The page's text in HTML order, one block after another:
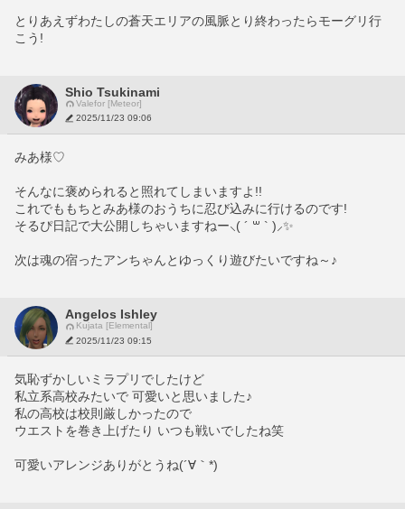
とりあえずわたしの蒼天エリアの風脈とり終わったらモーグリ行
こう!
Shio Tsukinami
Valefor [Meteor]
2025/11/23 09:06
みあ様♡
そんなに褒められると照れてしまいますよ!!
これでももちとみあ様のおうちに忍び込みに行けるのです!
そるぴ日記で大公開しちゃいますねー⸜( ´ ꒳ ` )⸝✨
次は魂の宿ったアンちゃんとゆっくり遊びたいですね～♪
Angelos Ishley
Kujata [Elemental]
2025/11/23 09:15
気恥ずかしいミラプリでしたけど
私立系高校みたいで 可愛いと思いました♪
私の高校は校則厳しかったので
ウエストを巻き上げたり いつも戦いでしたね笑
可愛いアレンジありがとうね(´∀｀*)